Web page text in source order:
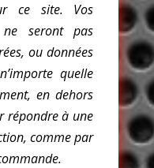
ce site. Vos
ne seront pas
ou données
quelle
en dehors
répondre à une
comme par